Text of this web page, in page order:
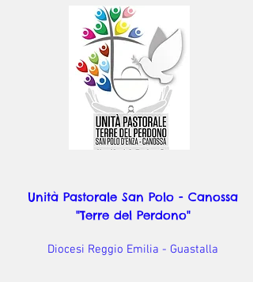
Unità Pastorale San Polo - Canossa
"Terre del Perdono"
Diocesi Reggio Emilia - Guastalla